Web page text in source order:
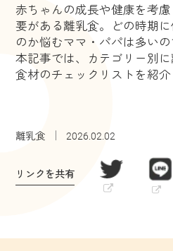
赤ちゃんの成長や健康を考
要がある離乳食。どの時期
のか悩むママ・パパは多いの
本記事では、カテゴリー別
食材のチェックリストを紹介
離乳食 2026.02.02
リンクを共有